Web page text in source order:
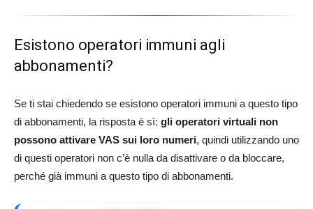
Esistono operatori immuni agli
abbonamenti?
Se ti stai chiedendo se esistono operatori immuni a questo tipo
di abbonamenti, la risposta è sì: gli operatori virtuali non
possono attivare VAS sui loro numeri, quindi utilizzando uno
di questi operatori non c’è nulla da disattivare o da bloccare,
perché già immuni a questo tipo di abbonamenti.